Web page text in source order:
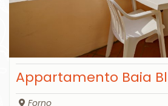
Appartamento Baia
Forno